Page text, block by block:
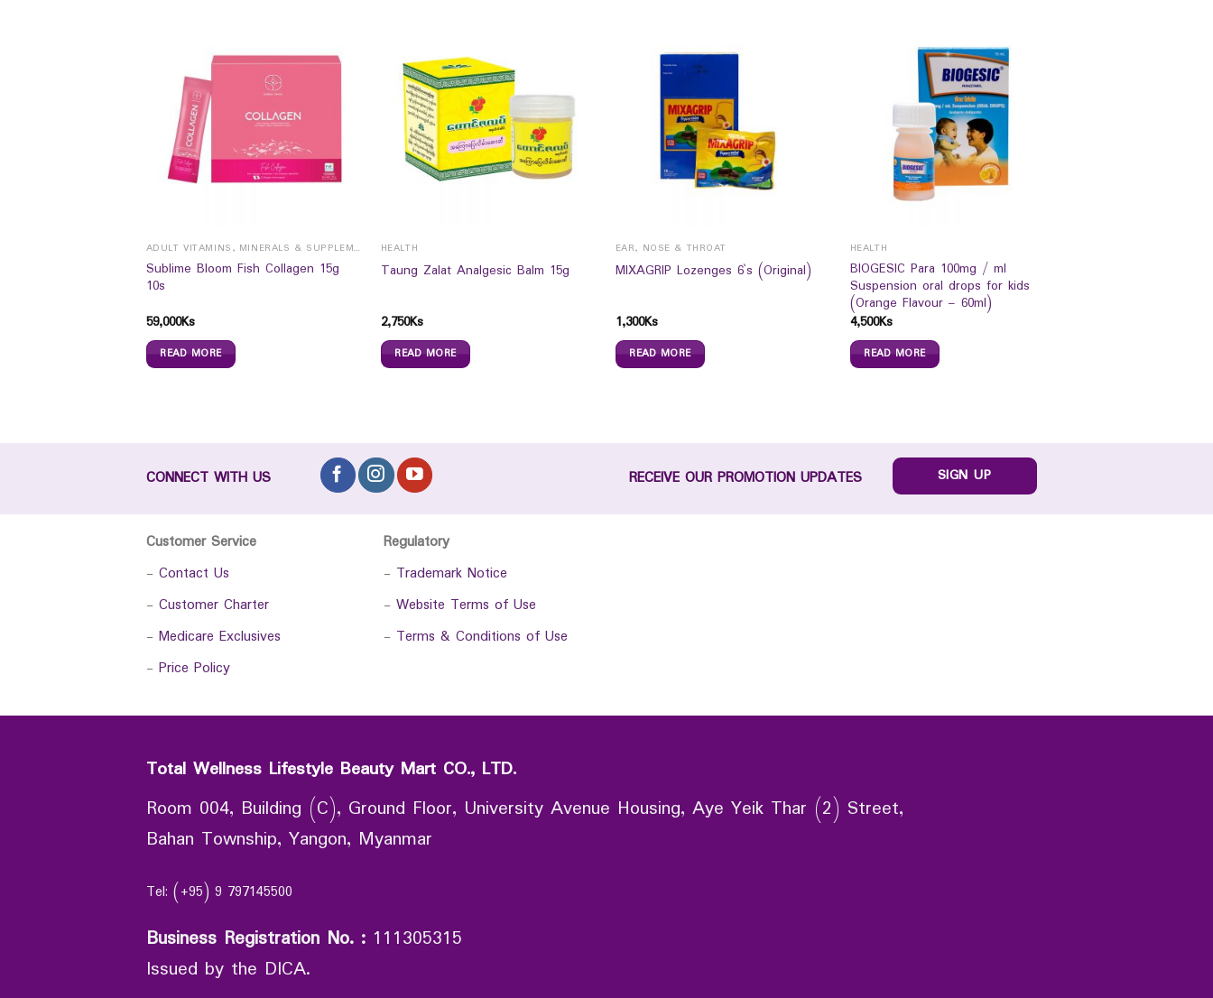
ADULT VITAMINS, MINERALS & SUPPLEMENTS
Sublime Bloom Fish Collagen 15g
10s
59,000Ks
READ MORE
HEALTH
Taung Zalat Analgesic Balm 15g
2,750Ks
READ MORE
EAR, NOSE & THROAT
MIXAGRIP Lozenges 6`s (Original)
1,300Ks
READ MORE
HEALTH
BIOGESIC Para 100mg / ml
Suspension oral drops for kids
(Orange Flavour – 60ml)
4,500Ks
READ MORE
CONNECT WITH US RECEIVE OUR PROMOTION UPDATES SIGN UP
Customer Service
- Contact Us
- Customer Charter
- Medicare Exclusives
- Price Policy
Regulatory
- Trademark Notice
- Website Terms of Use
- Terms & Conditions of Use
Total Wellness Lifestyle Beauty Mart CO., LTD.
Room 004, Building (C), Ground Floor, University Avenue Housing, Aye Yeik Thar (2) Street,
Bahan Township, Yangon, Myanmar
Tel: (+95) 9 797145500
Business Registration No. : 111305315
Issued by the DICA.